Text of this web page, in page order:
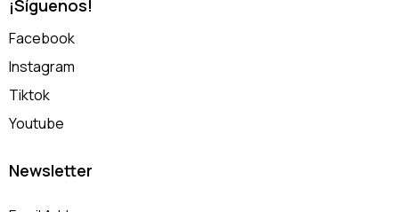
¡Síguenos!
Facebook
Instagram
Tiktok
Youtube
Newsletter